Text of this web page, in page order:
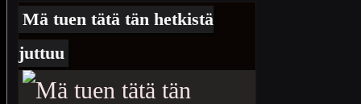
Mä tuen tätä tän hetkistä
juttuu